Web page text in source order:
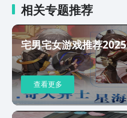
相关专题推荐
宅男宅女游戏推荐2025
查看更多